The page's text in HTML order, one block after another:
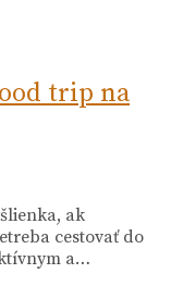
trip na
ak
cestovať do
a…